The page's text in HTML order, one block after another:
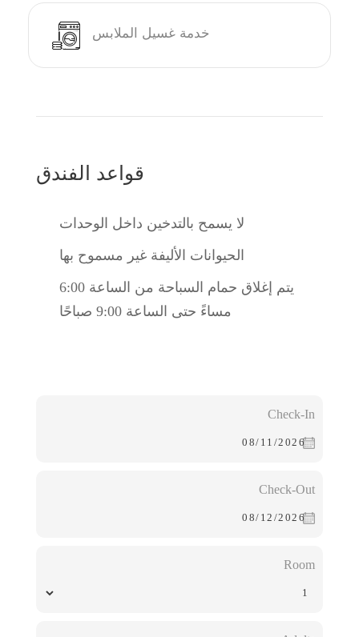
خدمة غسيل الملابس
قواعد الفندق
لا يسمح بالتدخين داخل الوحدات
الحيوانات الأليفة غير مسموح بها
يتم إغلاق حمام السباحة من الساعة 6:00
مساءً حتى الساعة 9:00 صباحًا
Check-In
Check-Out
Room